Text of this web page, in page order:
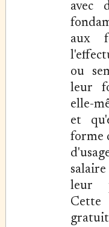
avec
aux
ou
leur
elle-
et
forme
leur